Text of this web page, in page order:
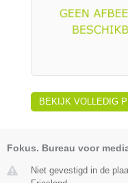
BEKIJK VOLLEDIG
Fokus. Bureau voor
Niet gevestigd in de